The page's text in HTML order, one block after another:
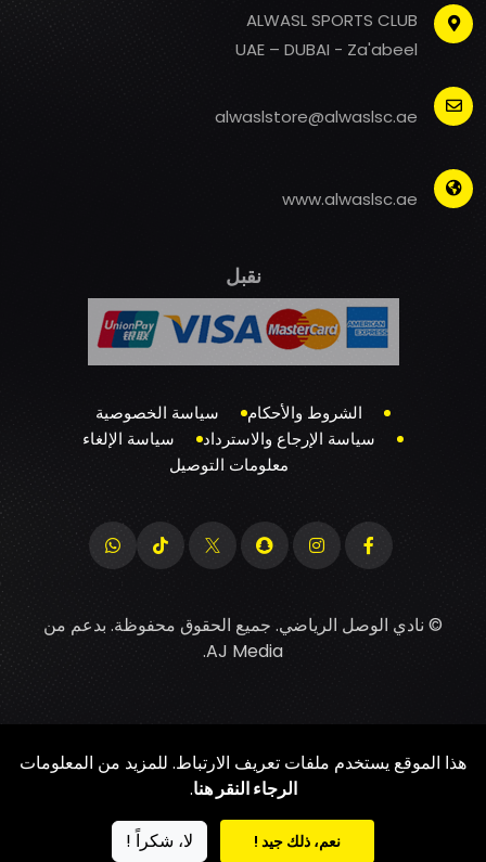
ALWASL SPORTS CLUB
UAE – DUBAI - Za'abeel
alwaslstore@alwaslsc.ae
www.alwaslsc.ae
نقبل
الشروط والأحكام
سياسة الخصوصية
سياسة الإرجاع والاسترداد
سياسة الإلغاء
معلومات التوصيل
© نادي الوصل الرياضي. جميع الحقوق محفوظة. بدعم من
AJ Media
.
هذا الموقع يستخدم ملفات تعريف الارتباط. للمزيد من المعلومات
الرجاء النقر هنا.
نعم، ذلك جيد ! لا، شكراً !